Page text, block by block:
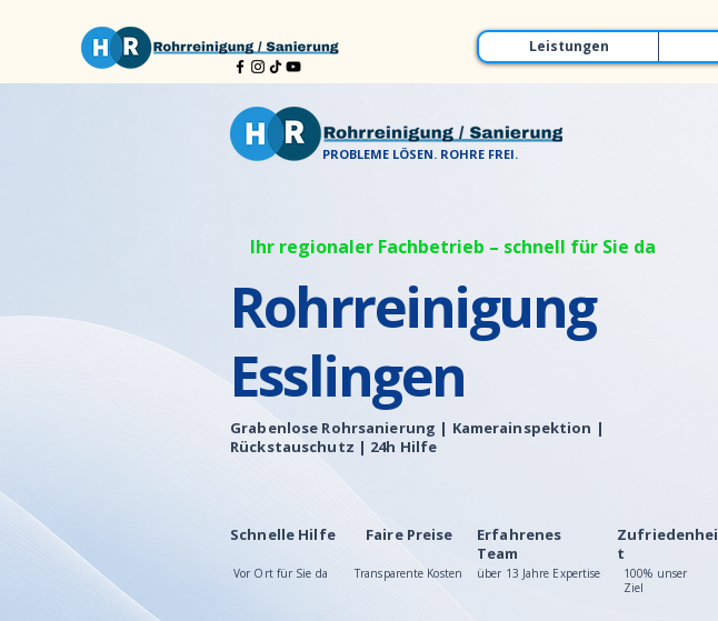
Leistungen
PROBLEME LÖSEN. ROHRE FREI.
Ihr regionaler Fachbetrieb – schnell für Sie da
Rohrreinigung
Esslingen
Grabenlose Rohrsanierung | Kamerainspektion |
Rückstauschutz | 24h Hilfe
Schnelle Hilfe
Vor Ort für Sie da
Faire Preise
Transparente Kosten
Erfahrenes
Team
über 13 Jahre Expertise
Zufriedenhei
t
100% unser
Ziel